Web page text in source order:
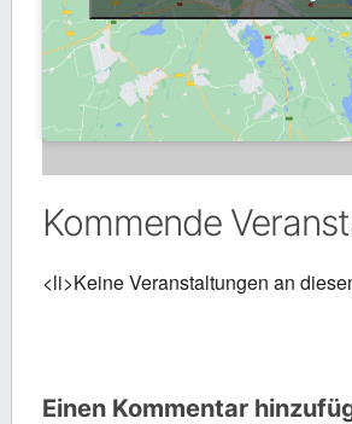
Kommende
<li>Keine Veranstaltungen an
Einen Kommentar